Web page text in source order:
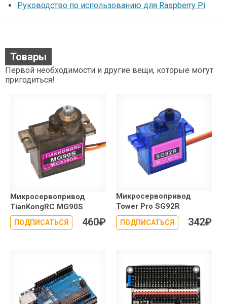
Руководство по использованию для Raspberry Pi
Товары
Первой необходимости и другие вещи, которые могут
пригодиться!
Микросервопривод
TianKongRC MG90S
ПОДПИСАТЬСЯ 460₽
Микросервопривод
Tower Pro SG92R
ПОДПИСАТЬСЯ 342₽